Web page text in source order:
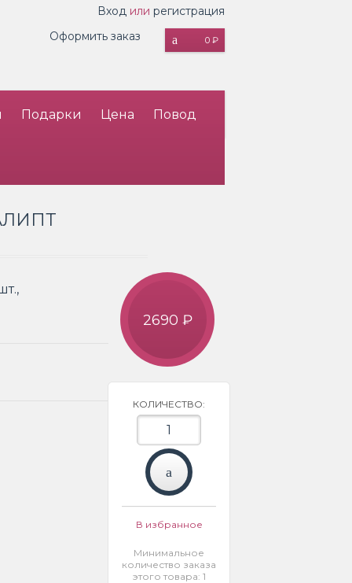
Вход или регистрация
0 ₽
Оформить заказ
Подарки Цена Повод
2690 ₽
КОЛИЧЕСТВО:
В избранное
Минимальное
количество заказа
этого товара: 1